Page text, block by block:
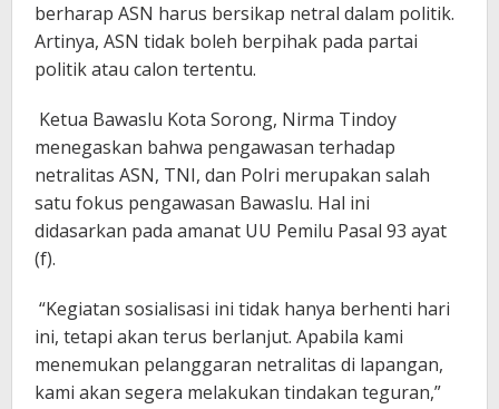
berharap ASN harus bersikap netral dalam politik.
Artinya, ASN tidak boleh berpihak pada partai
politik atau calon tertentu.
Ketua Bawaslu Kota Sorong, Nirma Tindoy
menegaskan bahwa pengawasan terhadap
netralitas ASN, TNI, dan Polri merupakan salah
satu fokus pengawasan Bawaslu. Hal ini
didasarkan pada amanat UU Pemilu Pasal 93 ayat
(f).
“Kegiatan sosialisasi ini tidak hanya berhenti hari
ini, tetapi akan terus berlanjut. Apabila kami
menemukan pelanggaran netralitas di lapangan,
kami akan segera melakukan tindakan teguran,”